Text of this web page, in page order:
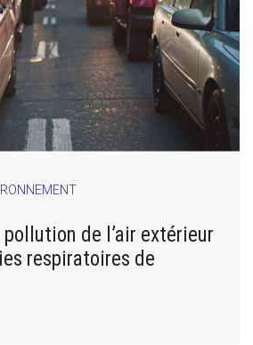
de l’air extérieur
respiratoires de